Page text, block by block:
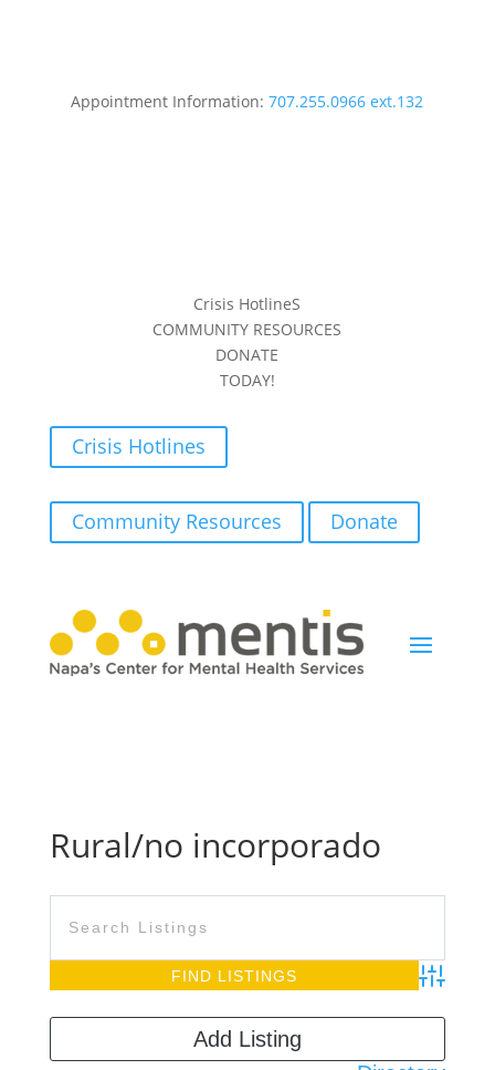
Appointment Information: 707.255.0966 ext.132
Crisis HotlineS
COMMUNITY RESOURCES
DONATE
TODAY!
Crisis Hotlines
Community Resources Donate
Rural/no incorporado
Advanced
Add Listing